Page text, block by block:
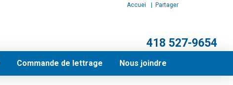
Accueil | Partager :
418 527-9654
Commande de lettrage Nous joindre